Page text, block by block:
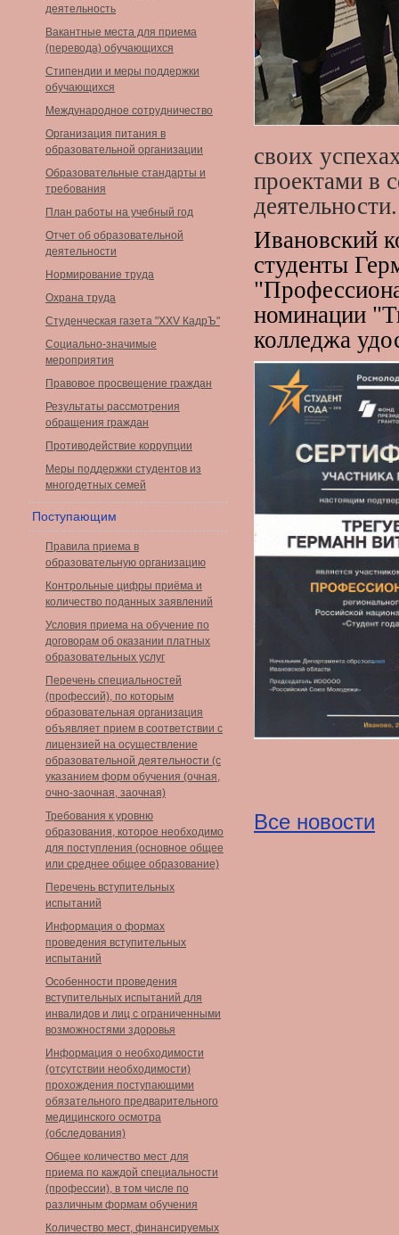
деятельность
Вакантные места для приема
(перевода) обучающихся
Стипендии и меры поддержки
обучающихся
Международное сотрудничество
Организация питания в
образовательной организации
Образовательные стандарты и
требования
План работы на учебный год
Отчет об образовательной
деятельности
Нормирование труда
Охрана труда
Студенческая газета "XXV КадрЪ"
Социально-значимые
мероприятия
Правовое просвещение граждан
Результаты рассмотрения
обращения граждан
Противодействие коррупции
Меры поддержки студентов из
многодетных семей
Поступающим
Правила приема в
образовательную организацию
Контрольные цифры приёма и
количество поданных заявлений
Условия приема на обучение по
договорам об оказании платных
образовательных услуг
Перечень специальностей
(профессий), по которым
образовательная организация
объявляет прием в соответствии с
лицензией на осуществление
образовательной деятельности (с
указанием форм обучения (очная,
очно-заочная, заочная)
Требования к уровню
образования, которое необходимо
для поступления (основное общее
или среднее общее образование)
Перечень вступительных
испытаний
Информация о формах
проведения вступительных
испытаний
Особенности проведения
вступительных испытаний для
инвалидов и лиц с ограниченными
возможностями здоровья
Информация о необходимости
(отсутствии необходимости)
прохождения поступающими
обязательного предварительного
медицинского осмотра
(обследования)
Общее количество мест для
приема по каждой специальности
(профессии), в том числе по
различным формам обучения
Количество мест, финансируемых
своих
проектами в
деятельности.
Ивановский
студенты
номинации
колледжа
Все новости